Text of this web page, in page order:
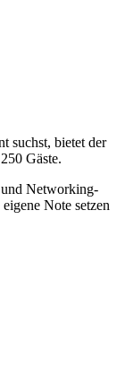
suchst, bietet der
Gäste.
Networking-
Note setzen